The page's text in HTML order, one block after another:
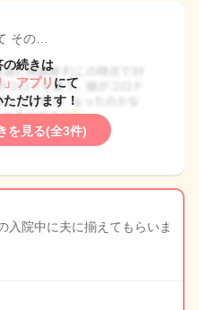
その…
の続きは
アプリ にて
だけます！
を見る(全3件)
入院中に夫に揃えてもらいま